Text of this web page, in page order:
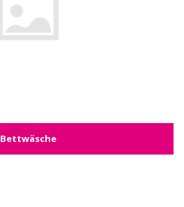
Bettwäsche